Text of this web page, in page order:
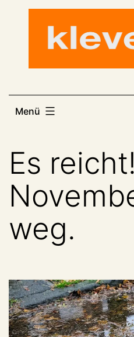
Menü
Es
weg.